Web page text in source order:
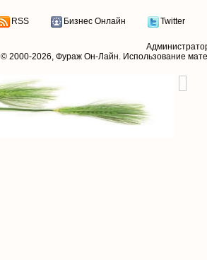
RSS Бизнес Онлайн Twitter
© 2000-2026, Фураж Он-Лайн. Использование